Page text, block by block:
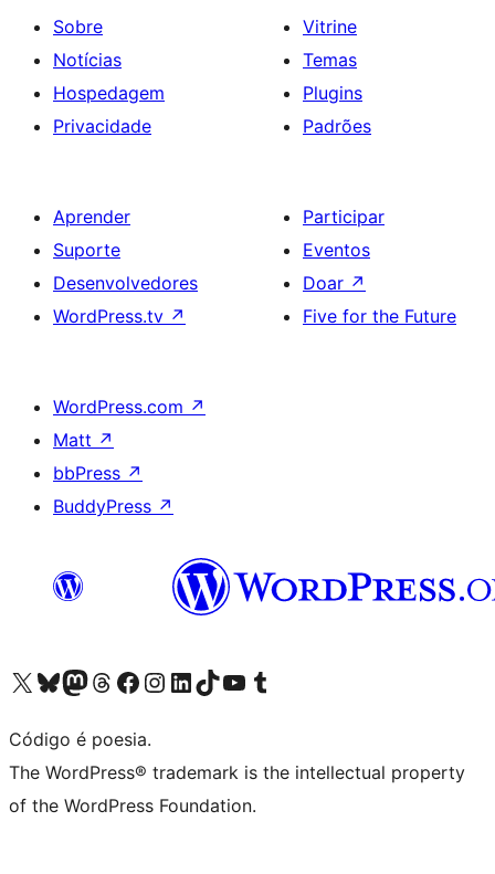
Sobre
Notícias
Hospedagem
Privacidade
Vitrine
Temas
Plugins
Padrões
Aprender
Suporte
Desenvolvedores
WordPress.tv ↗
Participar
Eventos
Doar ↗
Five for the Future
WordPress.com ↗
Matt ↗
bbPress ↗
BuddyPress ↗
Acessar nossa conta do X (antigo Twitter)
Acessar nossa conta do Bluesky
Acessar nossa conta do Mastodon
Acessar nossa conta do Threads
Acessar nossa página do Facebook
Acessar nossa conta do Instagram
Acessar nossa conta do LinkedIn
Acessar nossa conta do TikTok
Acessar nosso canal do YouTube
Acessar nossa conta no Tumblr
Código é poesia.
The WordPress® trademark is the intellectual property
of the WordPress Foundation.